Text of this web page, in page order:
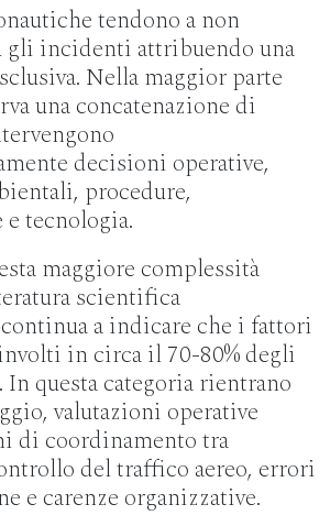
tendono a non
gli incidenti attribuendo una
Nella maggior parte
una concatenazione di
decisioni operative,
procedure,
tecnologia.
maggiore complessità
scientifica
a indicare che i fattori
in circa il 70-80% degli
questa categoria rientrano
valutazioni operative
di coordinamento tra
del traffico aereo, errori
e carenze organizzative.